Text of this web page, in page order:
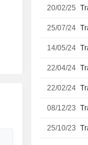
20/02/25
25/07/24
14/05/24
22/04/24
22/02/24
08/12/23
25/10/23